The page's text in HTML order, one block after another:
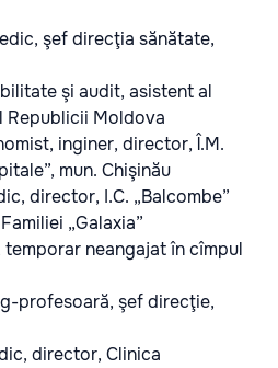
şef direcţia sănătate,
şi audit, asistent al
Republicii Moldova
inginer, director, Î.M.
mun. Chişinău
director, I.C. „Balcombe”
„Galaxia”
neangajat în cîmpul
profesoară, şef direcţie,
director, Clinica